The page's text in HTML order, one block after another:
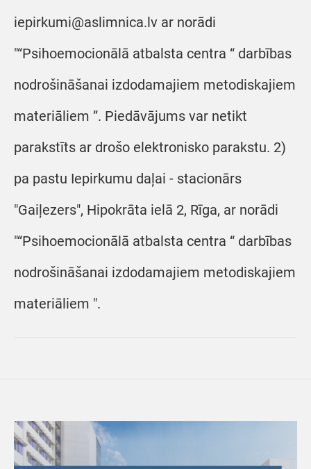
iepirkumi@aslimnica.lv ar norādi
"“Psihoemocionālā atbalsta centra “ darbības
nodrošināšanai izdodamajiem metodiskajiem
materiāliem ”. Piedāvājums var netikt
parakstīts ar drošo elektronisko parakstu. 2)
pa pastu Iepirkumu daļai - stacionārs
"Gaiļezers", Hipokrāta ielā 2, Rīga, ar norādi
"“Psihoemocionālā atbalsta centra “ darbības
nodrošināšanai izdodamajiem metodiskajiem
materiāliem ".